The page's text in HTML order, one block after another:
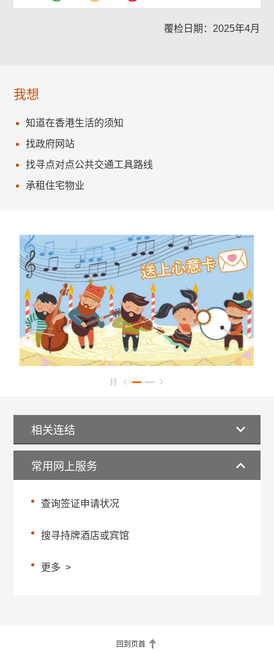
覆检日期：2025年4月
我想
知道在香港生活的须知
找政府网站
找寻点对点公共交通工具路线
承租住宅物业
相关连结
常用网上服务
查询签证申请状况
搜寻持牌酒店或宾馆
更多 >
回到页首